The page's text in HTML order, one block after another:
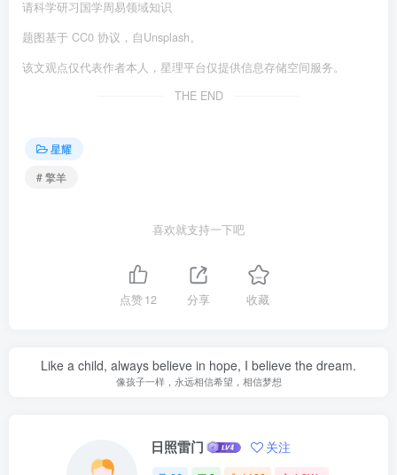
请科学研习国学周易领域知识
题图基于 CC0 协议，自Unsplash。
该文观点仅代表作者本人，星理平台仅提供信息存储空间服务。
THE END
星耀
# 擎羊
喜欢就支持一下吧
点赞12 分享 收藏
Like a child, always believe in hope, I believe the dream.
像孩子一样，永远相信希望，相信梦想
日照雷门 关注